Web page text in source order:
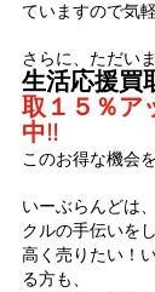
ていますので気
さらに、ただい
生活応援買
取１５％ア
中!!
このお得な機会
いーぶらんどは
クルの手伝いを
高く売りたい！
る方も、